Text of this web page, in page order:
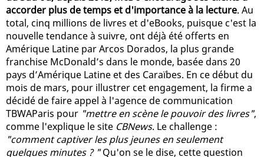
accorder plus de temps et d'importance à la lecture. Au
total, cinq millions de livres et d'eBooks, puisque c'est la
nouvelle tendance à suivre, ont déjà été offerts en
Amérique Latine par Arcos Dorados, la plus grande
franchise McDonald’s dans le monde, basée dans 20
pays d’Amérique Latine et des Caraïbes. En ce début du
mois de mars, pour illustrer cet engagement, la firme a
décidé de faire appel à l'agence de communication
TBWAParis pour "mettre en scène le pouvoir des livres",
comme l'explique le site CBNews. Le challenge :
"comment captiver les plus jeunes en seulement
quelques minutes ? "Qu'on se le dise, cette question